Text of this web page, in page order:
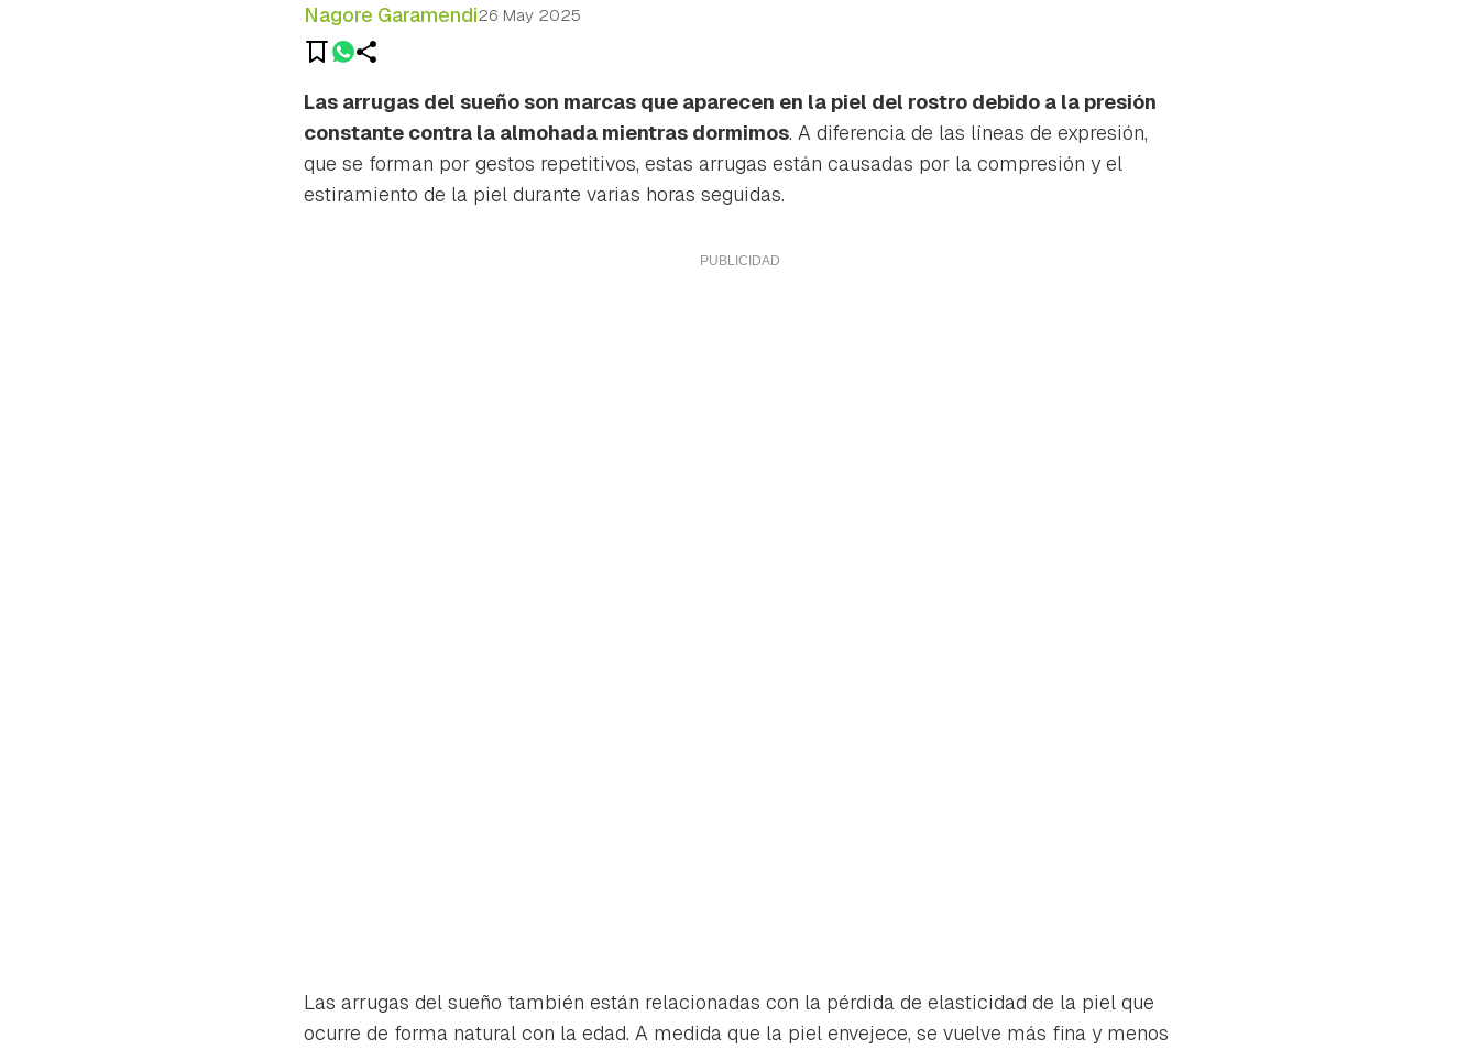
Nagore Garamendi26 May 2025
Las arrugas del sueño son marcas que aparecen en la piel del rostro debido a la presión
constante contra la almohada mientras dormimos. A diferencia de las líneas de expresión,
que se forman por gestos repetitivos, estas arrugas están causadas por la compresión y el
estiramiento de la piel durante varias horas seguidas.
Las arrugas del sueño también están relacionadas con la pérdida de elasticidad de la piel que
ocurre de forma natural con la edad. A medida que la piel envejece, se vuelve más fina y menos